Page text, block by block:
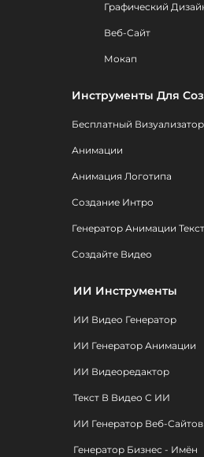
Графический
Веб-Сайт
Мокап
Инструменты Для
Бесплатный
Анимации
Анимация Логотипа
Создание Интро
Генератор Анимации
Создайте Видео
ИИ Инструменты
ИИ Видео Генератор
ИИ Генератор Анимации
ИИ Видеоредактор
Текст В Видео С ИИ
ИИ Генератор Веб-Сайтов
Генератор Бизнес - Имён